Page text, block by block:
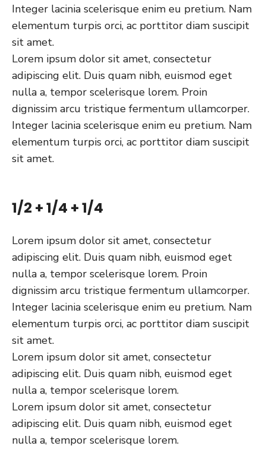
Integer lacinia scelerisque enim eu pretium. Nam
elementum turpis orci, ac porttitor diam suscipit
sit amet.
Lorem ipsum dolor sit amet, consectetur
adipiscing elit. Duis quam nibh, euismod eget
nulla a, tempor scelerisque lorem. Proin
dignissim arcu tristique fermentum ullamcorper.
Integer lacinia scelerisque enim eu pretium. Nam
elementum turpis orci, ac porttitor diam suscipit
sit amet.
1/2 + 1/4 + 1/4
Lorem ipsum dolor sit amet, consectetur
adipiscing elit. Duis quam nibh, euismod eget
nulla a, tempor scelerisque lorem. Proin
dignissim arcu tristique fermentum ullamcorper.
Integer lacinia scelerisque enim eu pretium. Nam
elementum turpis orci, ac porttitor diam suscipit
sit amet.
Lorem ipsum dolor sit amet, consectetur
adipiscing elit. Duis quam nibh, euismod eget
nulla a, tempor scelerisque lorem.
Lorem ipsum dolor sit amet, consectetur
adipiscing elit. Duis quam nibh, euismod eget
nulla a, tempor scelerisque lorem.